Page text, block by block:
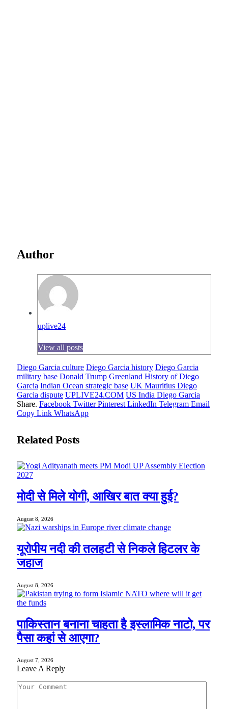
Author
uplive24
View all posts
Diego Garcia culture Diego Garcia history Diego Garcia
military base Donald Trump Greenland History of Diego
Garcia Indian Ocean strategic base UK Mauritius Diego
Garcia dispute UPLIVE24.COM US India Diego Garcia
Share. Facebook Twitter Pinterest LinkedIn Telegram Email
Copy Link WhatsApp
RelatedPosts
मोदी से मिले योगी, आखिर बात क्या हुई?
August 8, 2026
यूरोपीय नदी की तलहटी से निकले हिटलर के
जहाज
August 8, 2026
पाकिस्तान बनाना चाहता है इस्लामिक नाटो, पर
पैसा कहां से आएगा?
August 7, 2026
Leave A Reply